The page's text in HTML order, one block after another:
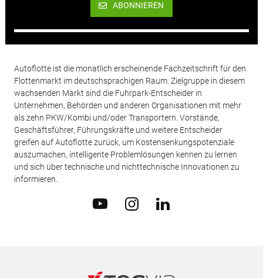
ABONNIEREN
Autoflotte ist die monatlich erscheinende Fachzeitschrift für den
Flottenmarkt im deutschsprachigen Raum. Zielgruppe in diesem
wachsenden Markt sind die Fuhrpark-Entscheider in
Unternehmen, Behörden und anderen Organisationen mit mehr
als zehn PKW/Kombi und/oder Transportern. Vorstände,
Geschäftsführer, Führungskräfte und weitere Entscheider
greifen auf Autoflotte zurück, um Kostensenkungspotenziale
auszumachen, intelligente Problemlösungen kennen zu lernen
und sich über technische und nichttechnische Innovationen zu
informieren.